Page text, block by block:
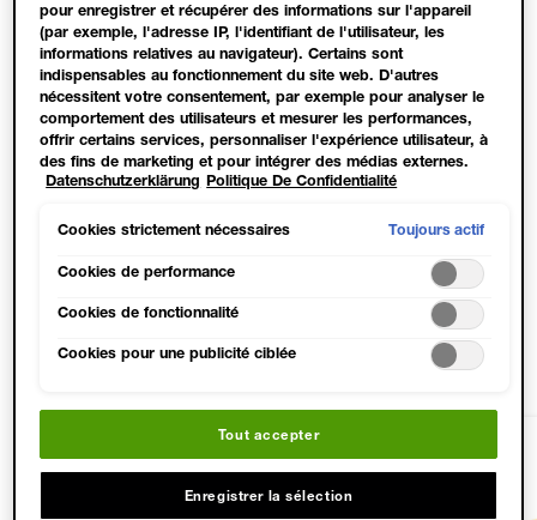
ESSAI VIRTUEL
Trouve ton look idéal grâce à une expérience virtuelle ! Découvre
les nuances de maquillage qui te vont le mieux et même de
PRODUITS ADAPTÉS
pour enregistrer et récupérer des informations sur l'appareil
(par exemple, l'adresse IP, l'identifiant de l'utilisateur, les
informations relatives au navigateur). Certains sont
indispensables au fonctionnement du site web. D'autres
nécessitent votre consentement, par exemple pour analyser le
comportement des utilisateurs et mesurer les performances,
offrir certains services, personnaliser l'expérience utilisateur, à
des fins de marketing et pour intégrer des médias externes.
Les cookies non indispensables peuvent être acceptés
consentement »). Il est également possible de personnaliser les
choix »). Vous pouvez modifier votre sélection à tout moment
en cliquant sur le lien « Paramètres des cookies ». Pour plus
d'informations, veuillez consulter notre politique de
Datenschutzerklärung Politique De Confidentialité
Cookies strictement nécessaires Toujours actif
Cookies de performance
Cookies de fonctionnalité
Cookies pour une publicité ciblée
Tout accepter
Enregistrer la sélection